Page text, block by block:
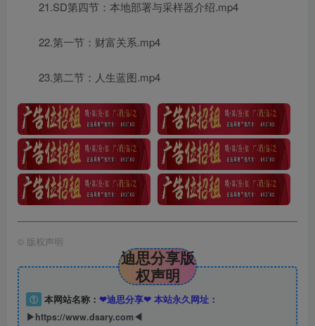
21.SD第四节：本地部署与采样器介绍.mp4
22.第一节：财富关系.mp4
23.第二节：人生蓝图.mp4
© 版权声明
迪思分享版
权声明
① 本网站名称： ❤迪思分享❤ 本站永久网址：
▶https://www.dsary.com◀